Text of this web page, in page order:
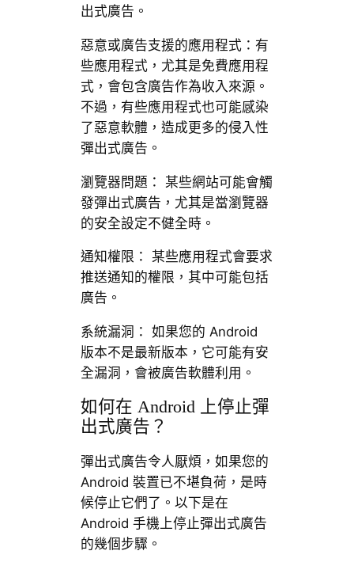
出式廣告。
惡意或廣告支援的應用程式：有
些應用程式，尤其是免費應用程
式，會包含廣告作為收入來源。
不過，有些應用程式也可能感染
了惡意軟體，造成更多的侵入性
彈出式廣告。
瀏覽器問題： 某些網站可能會觸
發彈出式廣告，尤其是當瀏覽器
的安全設定不健全時。
通知權限： 某些應用程式會要求
推送通知的權限，其中可能包括
廣告。
系統漏洞： 如果您的 Android
版本不是最新版本，它可能有安
全漏洞，會被廣告軟體利用。
如何在 Android 上停止彈
出式廣告？
彈出式廣告令人厭煩，如果您的
Android 裝置已不堪負荷，是時
候停止它們了。以下是在
Android 手機上停止彈出式廣告
的幾個步驟。